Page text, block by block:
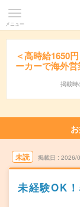
メニュー
＜高時給1650
ーカーで海外
掲載時
未読 掲載日 2026/
未経験OK